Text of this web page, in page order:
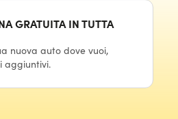
GRATUITA IN TUTTA
nuova auto dove vuoi,
aggiuntivi.